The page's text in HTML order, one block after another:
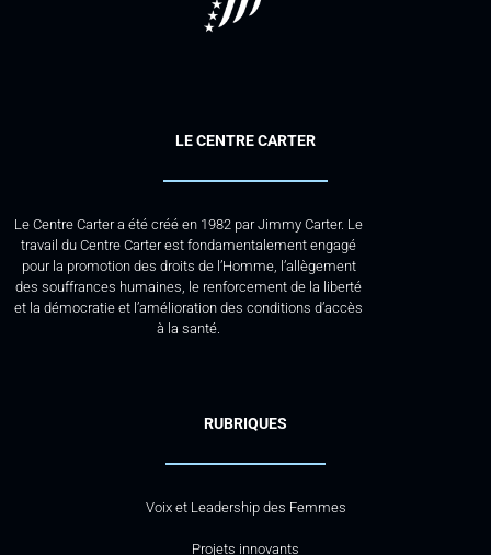
LE CENTRE CARTER
Le Centre Carter a été créé en 1982 par Jimmy Carter. Le
travail du Centre Carter est fondamentalement engagé
pour la promotion des droits de l’Homme, l’allègement
des souffrances humaines, le renforcement de la liberté
et la démocratie et l’amélioration des conditions d’accès
à la santé.
RUBRIQUES
Voix et Leadership des Femmes
Projets innovants